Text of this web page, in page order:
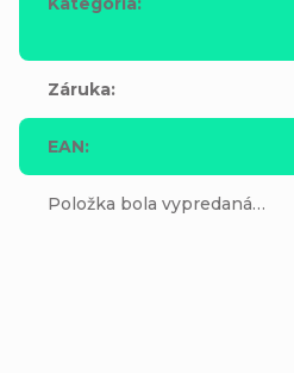
Záruka:
EAN:
Položka bola vypredaná…